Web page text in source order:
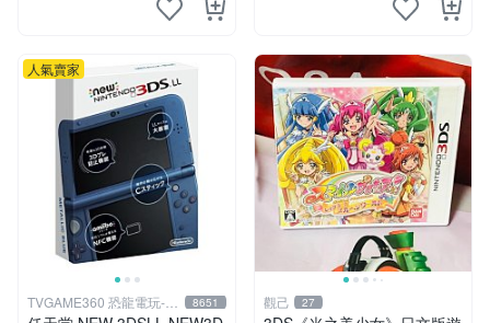
人氣賣家
TVGAME360 恐龍電玩-台
中店
8651 觀己 27